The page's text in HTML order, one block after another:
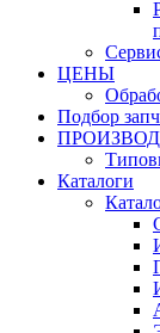
ЦЕНЫ
Подбор
Каталоги